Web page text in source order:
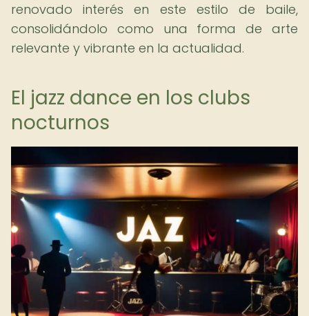
renovado interés en este estilo de baile,
consolidándolo como una forma de arte
relevante y vibrante en la actualidad.
El jazz dance en los clubs
nocturnos